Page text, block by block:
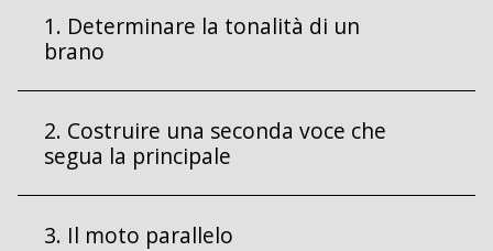
1. Determinare la tonalità di un
brano
2. Costruire una seconda voce che
segua la principale
3. Il moto parallelo